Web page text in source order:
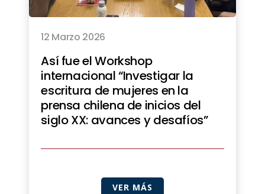
12 Marzo 2026
Así fue el Workshop
internacional “Investigar la
escritura de mujeres en la
prensa chilena de inicios del
siglo XX: avances y desafíos”
VER MÁS